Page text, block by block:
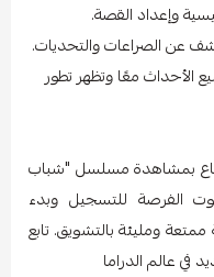
وإعداد القصة.
عن الصراعات والتحديات.
الأحداث معًا وتظهر تطور
بمشاهدة مسلسل "شباب
تفوت الفرصة للتسجيل وبدء
ومليئة بالتشويق. تابع
في عالم الدراما